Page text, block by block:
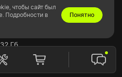
AMD Ryzen 9 9950X3D
NVIDIA GeForce RTX 5080
32 Гб
30 Гб
чтобы сайт был
Подробности в
Понятно